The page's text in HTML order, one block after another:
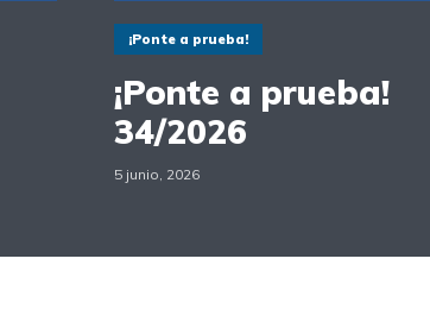
¡Ponte a prueba!
¡Ponte a prueba!
34/2026
5 junio, 2026